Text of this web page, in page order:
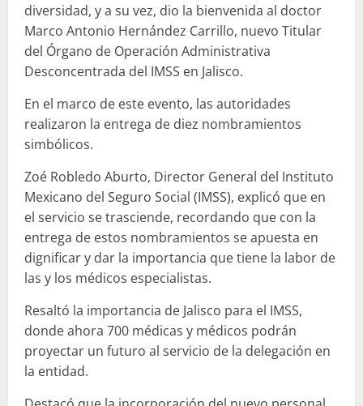
diversidad, y a su vez, dio la bienvenida al doctor
Marco Antonio Hernández Carrillo, nuevo Titular
del Órgano de Operación Administrativa
Desconcentrada del IMSS en Jalisco.
En el marco de este evento, las autoridades
realizaron la entrega de diez nombramientos
simbólicos.
Zoé Robledo Aburto, Director General del Instituto
Mexicano del Seguro Social (IMSS), explicó que en
el servicio se trasciende, recordando que con la
entrega de estos nombramientos se apuesta en
dignificar y dar la importancia que tiene la labor de
las y los médicos especialistas.
Resaltó la importancia de Jalisco para el IMSS,
donde ahora 700 médicas y médicos podrán
proyectar un futuro al servicio de la delegación en
la entidad.